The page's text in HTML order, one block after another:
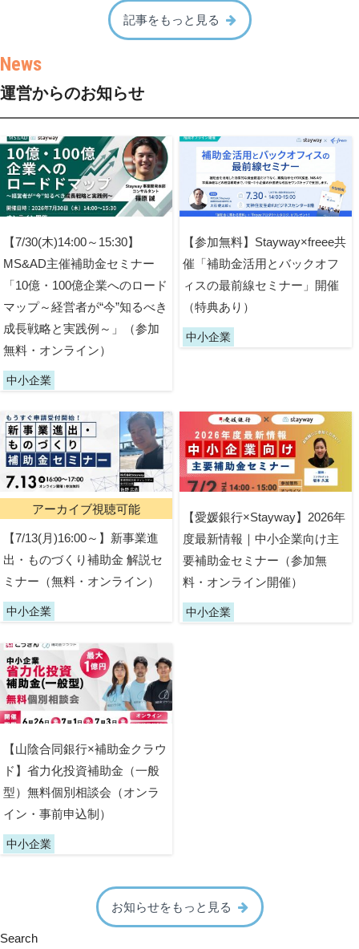
記事をもっと見る
運営からのお知らせ
【7/30(木)14:00～15:30】
MS&AD主催補助金セミナー
「10億・100億企業へのロード
マップ～経営者が“今”知るべき
成長戦略と実践例～」（参加
無料・オンライン）
中小企業
【参加無料】Stayway×freee共
催「補助金活用とバックオフ
ィスの最前線セミナー」開催
（特典あり）
中小企業
アーカイブ視聴可能
【7/13(月)16:00～】新事業進
出・ものづくり補助金 解説セ
ミナー（無料・オンライン）
中小企業
【愛媛銀行×Stayway】2026年
度最新情報｜中小企業向け主
要補助金セミナー（参加無
料・オンライン開催）
中小企業
【山陰合同銀行×補助金クラウ
ド】省力化投資補助金（一般
型）無料個別相談会（オンラ
イン・事前申込制）
中小企業
お知らせをもっと見る
Search